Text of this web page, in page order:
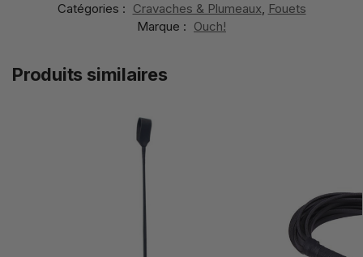
Catégories : Cravaches & Plumeaux, Fouets
Marque : Ouch!
Produits similaires